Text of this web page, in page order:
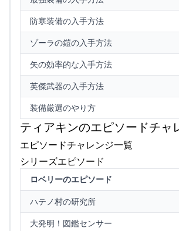
防寒装備の入手方法
ゾーラの鎧の入手方法
矢の効率的な入手方法
英傑武器の入手方法
装備厳選のやり方
ティアキンのエピソードチャ
エピソードチャレンジ一覧
シリーズエピソード
ロベリーのエピソード
ハテノ村の研究所
大発明！図鑑センサー